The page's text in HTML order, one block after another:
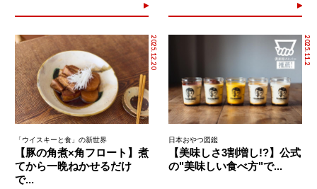
2025.12.20
「ウイスキーと食」の新世界
【豚の角煮×角フロート】煮
てから一晩ねかせるだけ
で...
2025.11.2
日本おやつ図鑑
【美味しさ3割増し!?】公式
の"美味しい食べ方"で...